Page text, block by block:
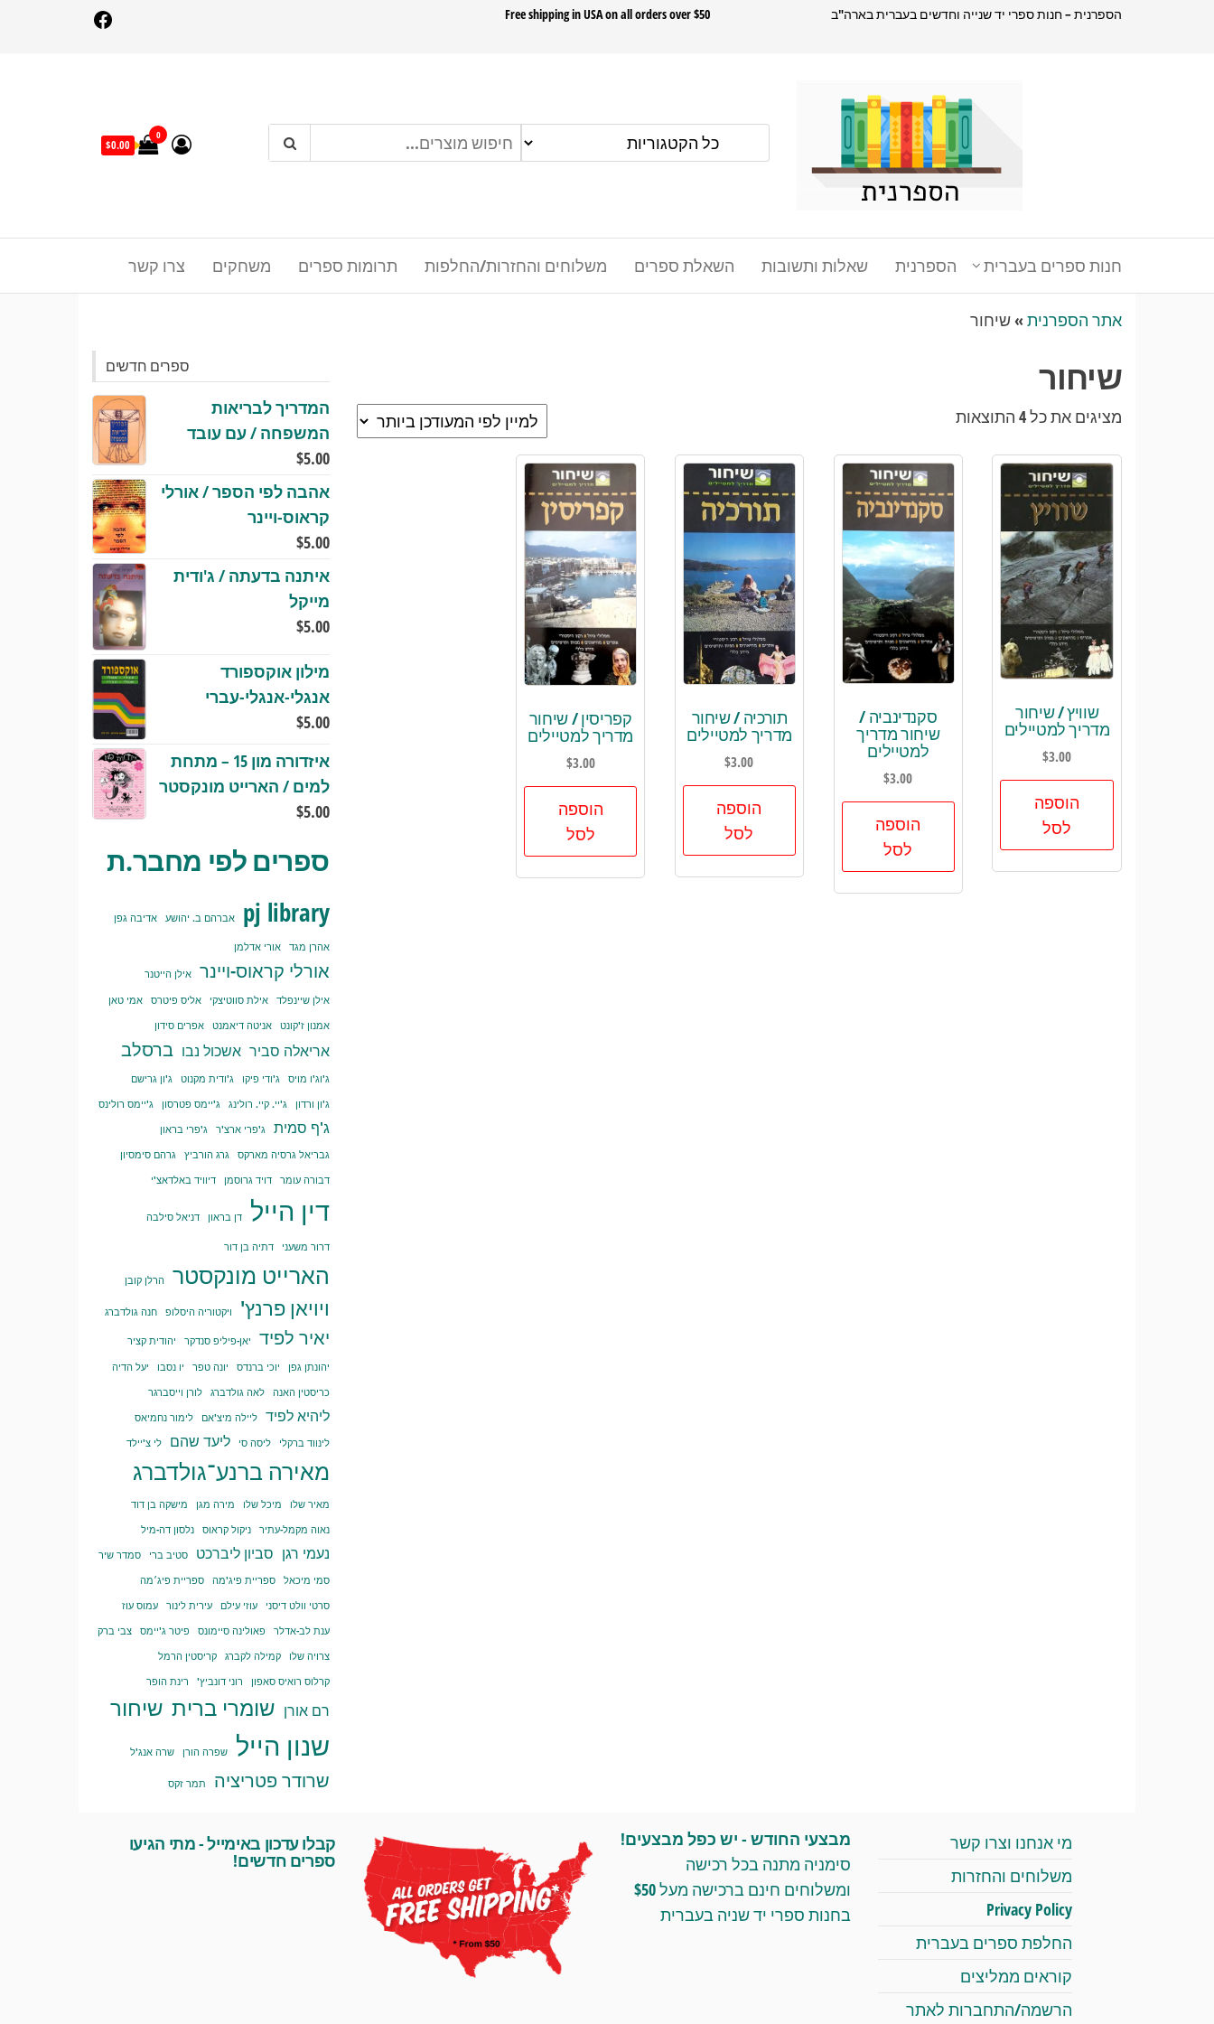
הספרנית – חנות ספרי יד שנייה וחדשים בעברית בארה"ב Free shipping in USA on all orders over $50
הספרנית
0
$0.00
צרו קשר משחקים תרומות ספרים משלוחים והחזרות/החלפות השאלת ספרים שאלות ותשובות הספרנית חנות ספרים בעברית
אתר הספרנית »שיחור
שיחור
מציגים את כל ⁦4⁩ התוצאות
ממוין
הפריט
העדכני
ביותר
שוויץ / שיחור
מדריך למטיילים
$3.00
הוספה
לסל
סקנדינביה /
שיחור מדריך
למטיילים
$3.00
הוספה
לסל
תורכיה / שיחור
מדריך למטיילים
$3.00
הוספה
לסל
קפריסין / שיחור
מדריך למטיילים
$3.00
הוספה
לסל
ספרים חדשים
המדריך לבריאות
המשפחה / עם עובד
$5.00
אהבה לפי הספר / אורלי
קראוס-ויינר
$5.00
איתנה בדעתה / ג'ודית
מייקל
$5.00
מילון אוקספורד
אנגלי-אנגלי-עברי
$5.00
איזדורה מון 15 – מתחת
למים / הארייט מונקסטר
$5.00
ספרים לפי מחבר.ת
pj library אברהם ב. יהושע אדיבה גפן
אהרן מגד אורי אדלמן
אורלי קראוס-ויינר אילן הייטנר
אילן שיינפלד אילת סווטיצקי אליס פיטרס
אמי טאן
אמנון ז'קונט
אניטה דיאמנט אפרים סידון
אריאלה סביר אשכול נבו ברסלב
ג'וג'ו מויס ג'ודי פיקו ג'ודית מקנוט
ג'ון גרישם
ג'ון ורדון
ג'יי. קיי. רולינג ג'יימס פטרסון ג'יימס רולינס
ג'ף סמית ג'פרי ארצ'ר
ג'פרי בראון
גבריאל גרסיה מארקס
גרג הורביץ
גרהם סימסיון
דבורה עומר
דויד גרוסמן דיוויד באלדאצ'י
דין הייל דן בראון דניאל סילבה
דרור משעני דתיה בן דור
הארייט מונקסטר הרלן קובן
ויויאן פרנץ' ויקטוריה היסלופ חנה גולדברג
יאיר לפיד יאן-פיליפ סנדקר יהודית קציר
יהונתן גפן יוכי ברנדס יונה טפר יו נסבו
יעל הדיה
כריסטין האנה
לאה גולדברג לורן וייסברגר
ליהיא לפיד ליילה מיצ'אם
לימור נחמיאס
לינווד ברקלי
ליסה סי ליעד שהם לי צ'יילד
מאירה ברנע־גולדברג
מאיר שלו מיכל שלו מירה מגן
מישקה בן דוד
נאוה מקמל-עתיר
ניקול קראוס נלסון דה-מיל
נעמי רגן סביון ליברכט סטיב ברי
סמדר שיר
סמי מיכאל
ספריית פיג'מה
ספריית פיג׳מה
סרטי וולט דיסני
עוזי עילם עירית לינור
עמוס עוז
ענת לב-אדלר
פאולינה סיימונס פיטר ג'יימס
צבי ברק
צרויה שלו
קמילה לקברג
קריסטין הרמל
קרלוס רואיס סאפון
רוני דונביץ' רינת הופר
רם אורן שומרי ברית שיחור
שנון הייל שפרה הורן שרה אנג'ל
שרודר פטריציה תמר זקס
מי אנחנו וצרו קשר
משלוחים והחזרות
Privacy Policy
החלפת ספרים בעברית
קוראים ממליצים
הרשמה/התחברות לאתר
מבצעי החודש - יש כפל מבצעים!
סימניה מתנה בכל רכישה
ומשלוחים חינם ברכישה מעל $50
בחנות ספרי יד שניה בעברית
קבלו עדכון באימייל - מתי הגיעו
ספרים חדשים!